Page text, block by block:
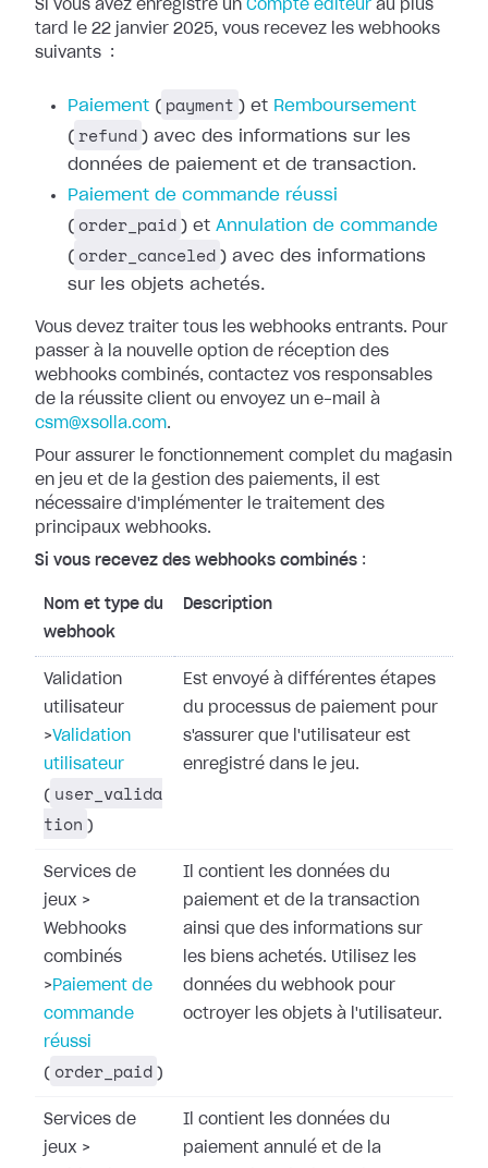
Si vous avez enregistré un Compte éditeur au plus
tard le 22 janvier 2025, vous recevez les webhooks
suivants
:
Paiement ( payment ) et Remboursement
( refund ) avec des informations sur les
données de paiement et de transaction.
Paiement de commande réussi
( order_paid ) et Annulation de commande
( order_canceled ) avec des informations
sur les objets achetés.
Vous devez traiter tous les webhooks entrants. Pour
passer à la nouvelle option de réception des
webhooks combinés, contactez vos responsables
de la réussite client ou envoyez un e-mail à
csm@xsolla.com.
Pour assurer le fonctionnement complet du magasin
en jeu et de la gestion des paiements, il est
nécessaire d'implémenter le traitement des
principaux webhooks.
Si vous recevez des webhooks combinés :
Nom et type du
webhook
Description
Validation
utilisateur
>Validation
utilisateur
( user_valida
tion )
Est envoyé à différentes étapes
du processus de paiement pour
s'assurer que l'utilisateur est
enregistré dans le jeu.
Services de
jeux >
Webhooks
combinés
> Paiement de
commande
réussi
( order_paid )
Il contient les données du
paiement et de la transaction
ainsi que des informations sur
les biens achetés. Utilisez les
données du webhook pour
octroyer les objets à l'utilisateur.
Services de
jeux >
Il contient les données du
paiement annulé et de la